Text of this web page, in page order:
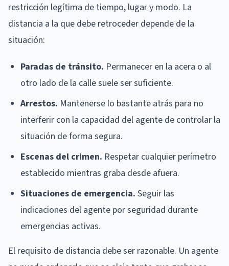
restricción legítima de tiempo, lugar y modo. La
distancia a la que debe retroceder depende de la
situación:
Paradas de tránsito. Permanecer en la acera o al
otro lado de la calle suele ser suficiente.
Arrestos. Mantenerse lo bastante atrás para no
interferir con la capacidad del agente de controlar la
situación de forma segura.
Escenas del crimen. Respetar cualquier perímetro
establecido mientras graba desde afuera.
Situaciones de emergencia. Seguir las
indicaciones del agente por seguridad durante
emergencias activas.
El requisito de distancia debe ser razonable. Un agente